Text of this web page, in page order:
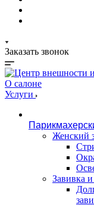
Заказать звонок
О салоне
Услуги
Женский
Завивка